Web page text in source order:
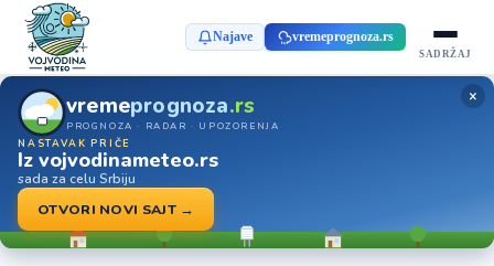
Najave vremeprognoza.rs
SADRŽAJ
vremeprognoza.rs
PROGNOZA · RADAR · UPOZORENJA
NASTAVAK PRIČE
Iz vojvodinameteo.rs
sada za celu Srbiju
OTVORI NOVI SAJT →
×